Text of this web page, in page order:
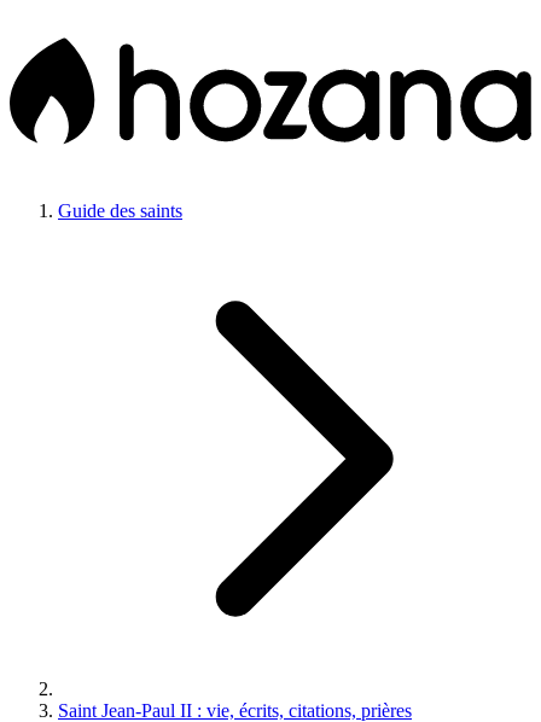
Guide des saints
Saint Jean-Paul II : vie, écrits, citations, prières